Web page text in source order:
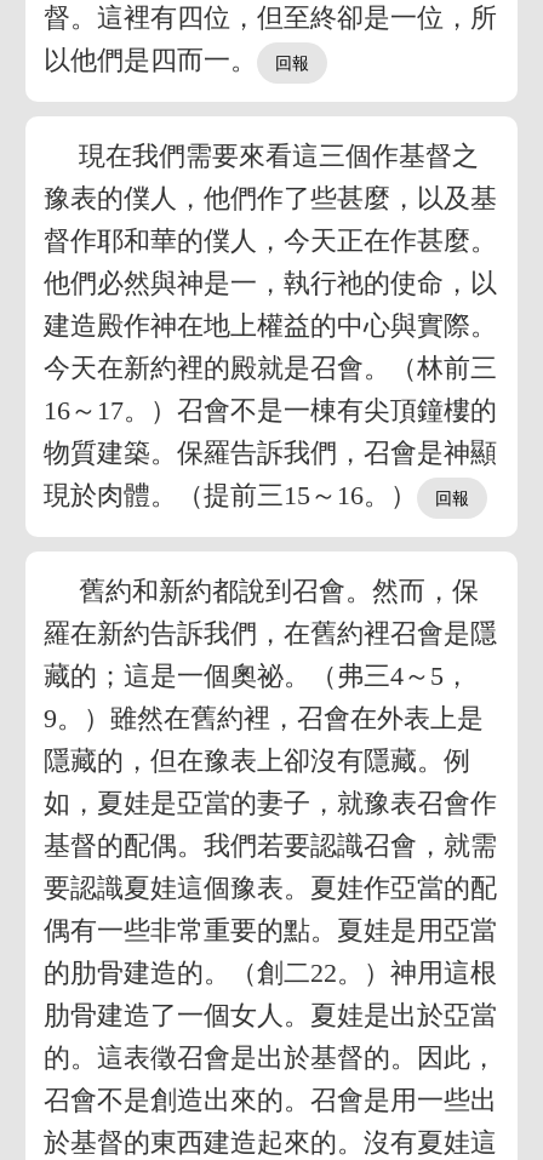
督。這裡有四位，但至終卻是一位，所
以他們是四而一。
現在我們需要來看這三個作基督之
豫表的僕人，他們作了些甚麼，以及基
督作耶和華的僕人，今天正在作甚麼。
他們必然與神是一，執行祂的使命，以
建造殿作神在地上權益的中心與實際。
今天在新約裡的殿就是召會。（林前三
16～17。）召會不是一棟有尖頂鐘樓的
物質建築。保羅告訴我們，召會是神顯
現於肉體。（提前三15～16。）
舊約和新約都說到召會。然而，保
羅在新約告訴我們，在舊約裡召會是隱
藏的；這是一個奧祕。（弗三4～5，
9。）雖然在舊約裡，召會在外表上是
隱藏的，但在豫表上卻沒有隱藏。例
如，夏娃是亞當的妻子，就豫表召會作
基督的配偶。我們若要認識召會，就需
要認識夏娃這個豫表。夏娃作亞當的配
偶有一些非常重要的點。夏娃是用亞當
的肋骨建造的。（創二22。）神用這根
肋骨建造了一個女人。夏娃是出於亞當
的。這表徵召會是出於基督的。因此，
召會不是創造出來的。召會是用一些出
於基督的東西建造起來的。沒有夏娃這